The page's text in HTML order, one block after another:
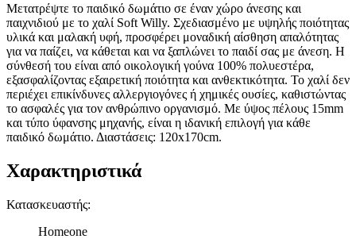
Μετατρέψτε το παιδικό δωμάτιο σε έναν χώρο άνεσης και
παιχνιδιού με το χαλί Soft Willy. Σχεδιασμένο με υψηλής ποιότητας
υλικά και μαλακή υφή, προσφέρει μοναδική αίσθηση απαλότητας
για να παίζει, να κάθεται και να ξαπλώνει το παιδί σας με άνεση. Η
σύνθεσή του είναι από οικολογική γούνα 100% πολυεστέρα,
εξασφαλίζοντας εξαιρετική ποιότητα και ανθεκτικότητα. Το χαλί δεν
περιέχει επικίνδυνες αλλεργιογόνες ή χημικές ουσίες, καθιστώντας
το ασφαλές για τον ανθρώπινο οργανισμό. Με ύψος πέλους 15mm
και τύπο ύφανσης μηχανής, είναι η ιδανική επιλογή για κάθε
παιδικό δωμάτιο. Διαστάσεις: 120x170cm.
Χαρακτηριστικά
Κατασκευαστής:
Homeone